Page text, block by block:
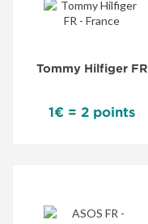
Tommy Hilfiger FR
1€ = 2 points